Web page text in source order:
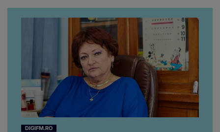
da, frumoasa iubită a lui
Florin Ristei e...
DIGIFM.RO